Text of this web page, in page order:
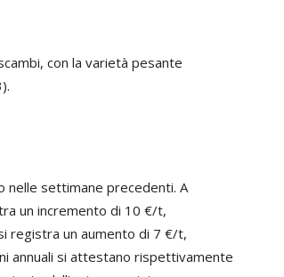
con la varietà pesante
nelle settimane precedenti. A
un incremento di 10 €/t,
registra un aumento di 7 €/t,
annuali si attestano rispettivamente